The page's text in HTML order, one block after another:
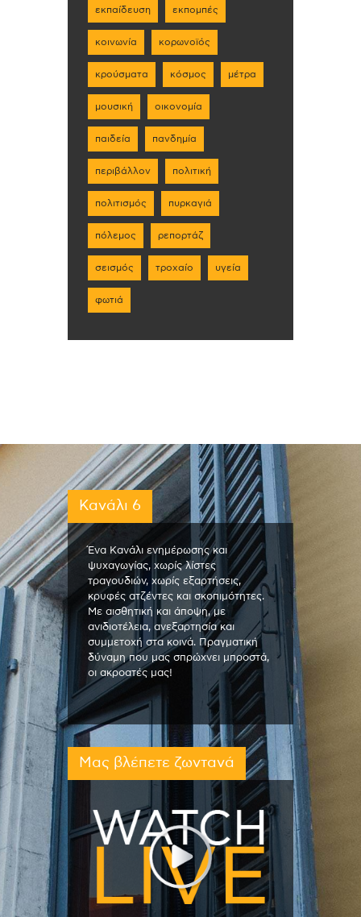
εκπαίδευση εκπομπές
κοινωνία κορωνοϊός
κρούσματα κόσμος μέτρα
μουσική οικονομία
παιδεία πανδημία
περιβάλλον πολιτική
πολιτισμός πυρκαγιά
πόλεμος ρεπορτάζ
σεισμός τροχαίο υγεία
φωτιά
Κανάλι 6
Ένα Κανάλι ενημέρωσης και
ψυχαγωγίας, χωρίς λίστες
τραγουδιών, χωρίς εξαρτήσεις,
κρυφές ατζέντες και σκοπιμότητες.
Με αισθητική και άποψη, με
ανιδιοτέλεια, ανεξαρτησία και
συμμετοχή στα κοινά. Πραγματική
δύναμη που μας σπρώχνει μπροστά,
οι ακροατές μας!
Μας βλέπετε ζωντανά